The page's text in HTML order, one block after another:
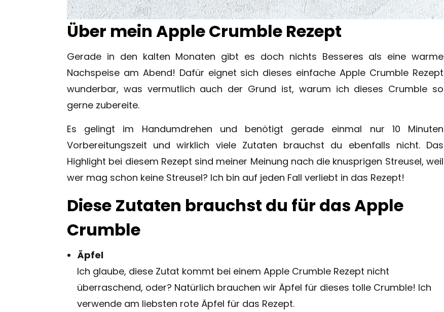
Über mein Apple Crumble Rezept
Gerade in den kalten Monaten gibt es doch nichts Besseres als eine warme
Nachspeise am Abend! Dafür eignet sich dieses einfache Apple Crumble Rezept
wunderbar, was vermutlich auch der Grund ist, warum ich dieses Crumble so
gerne zubereite.
Es gelingt im Handumdrehen und benötigt gerade einmal nur 10 Minuten
Vorbereitungszeit und wirklich viele Zutaten brauchst du ebenfalls nicht. Das
Highlight bei diesem Rezept sind meiner Meinung nach die knusprigen Streusel, weil
wer mag schon keine Streusel? Ich bin auf jeden Fall verliebt in das Rezept!
Diese Zutaten brauchst du für das Apple
Crumble
Äpfel
Ich glaube, diese Zutat kommt bei einem Apple Crumble Rezept nicht
überraschend, oder? Natürlich brauchen wir Äpfel für dieses tolle Crumble! Ich
verwende am liebsten rote Äpfel für das Rezept.